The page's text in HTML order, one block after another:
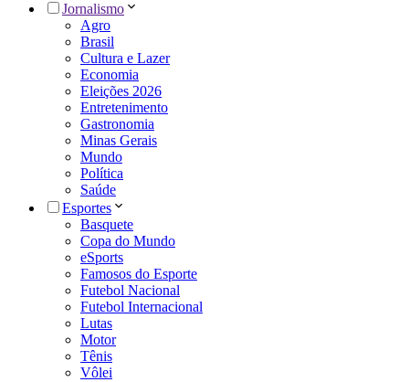
Jornalismo
Agro
Brasil
Cultura e Lazer
Economia
Eleições 2026
Entretenimento
Gastronomia
Minas Gerais
Mundo
Política
Saúde
Esportes
Basquete
Copa do Mundo
eSports
Famosos do Esporte
Futebol Nacional
Futebol Internacional
Lutas
Motor
Tênis
Vôlei